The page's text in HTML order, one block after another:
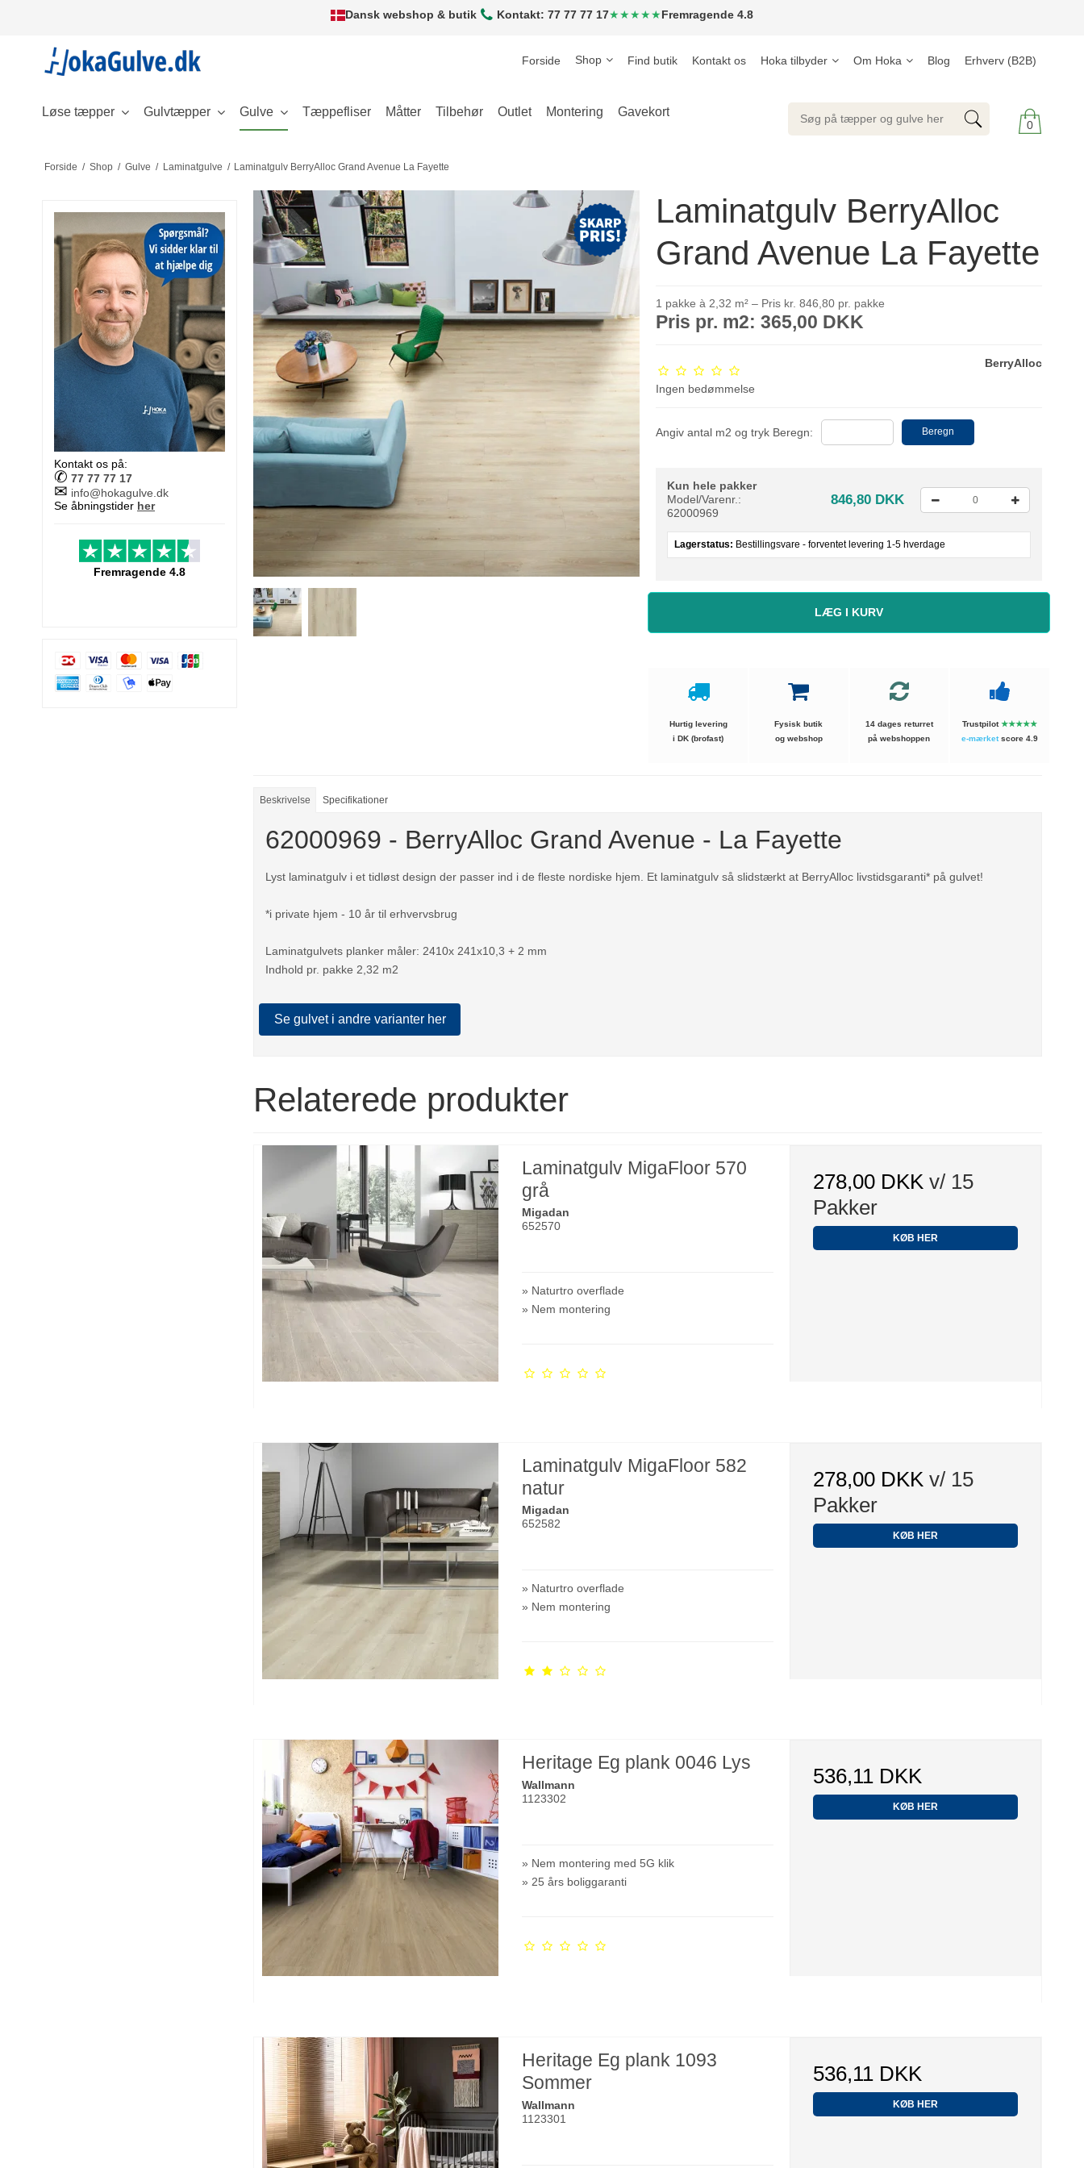
Dansk webshop & butik Kontakt: 77 77 77 17★★★★★Fremragende 4.8
Forside Shop Find butik Kontakt os Hoka tilbyder Om Hoka Blog Erhverv (B2B)
0
Løse tæpper Gulvtæpper Gulve Tæppefliser Måtter Tilbehør Outlet Montering Gavekort
Forside / Shop / Gulve / Laminatgulve / Laminatgulv BerryAlloc Grand Avenue La Fayette
Kontakt os på:
✆ 77 77 77 17
✉ info@hokagulve.dk
Se åbningstider her
Fremragende 4.8
Laminatgulv BerryAlloc
Grand Avenue La Fayette
1 pakke à 2,32 m² – Pris kr. 846,80 pr. pakke
Pris pr. m2: 365,00 DKK
Ingen bedømmelse
BerryAlloc
Kun hele pakker
Model/Varenr.:
62000969
846,80 DKK
Lagerstatus: Bestillingsvare - forventet levering 1-5 hverdage
Angiv antal m2 og tryk Beregn: Beregn
LÆG I KURV
Hurtig levering
i DK (brofast)
Fysisk butik
og webshop
14 dages returret
på webshoppen
Trustpilot★★★★★
e-mærketscore 4.9
Beskrivelse Specifikationer
62000969 - BerryAlloc Grand Avenue - La Fayette
Lyst laminatgulv i et tidløst design der passer ind i de fleste nordiske hjem. Et laminatgulv så slidstærkt at BerryAlloc livstidsgaranti* på gulvet!
*i private hjem - 10 år til erhvervsbrug
Laminatgulvets planker måler: 2410x 241x10,3 + 2 mm
Indhold pr. pakke 2,32 m2
Se gulvet i andre varianter her
Relaterede produkter
Laminatgulv MigaFloor 570
grå
Migadan
652570
» Naturtro overflade
» Nem montering
278,00 DKK v/ 15
Pakker
KØB HER
Laminatgulv MigaFloor 582
natur
Migadan
652582
» Naturtro overflade
» Nem montering
278,00 DKK v/ 15
Pakker
KØB HER
Heritage Eg plank 0046 Lys
Wallmann
1123302
» Nem montering med 5G klik
» 25 års boliggaranti
536,11 DKK
KØB HER
Heritage Eg plank 1093
Sommer
Wallmann
1123301
536,11 DKK
KØB HER